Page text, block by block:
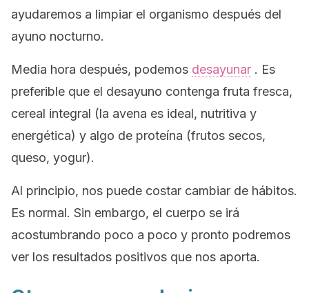
ayudaremos a limpiar el organismo después del
ayuno nocturno.
Media hora después, podemos desayunar . Es
preferible que el desayuno contenga fruta fresca,
cereal integral (la avena es ideal, nutritiva y
energética) y algo de proteína (frutos secos,
queso, yogur).
Al principio, nos puede costar cambiar de hábitos.
Es normal. Sin embargo, el cuerpo se irá
acostumbrando poco a poco y pronto podremos
ver los resultados positivos que nos aporta.